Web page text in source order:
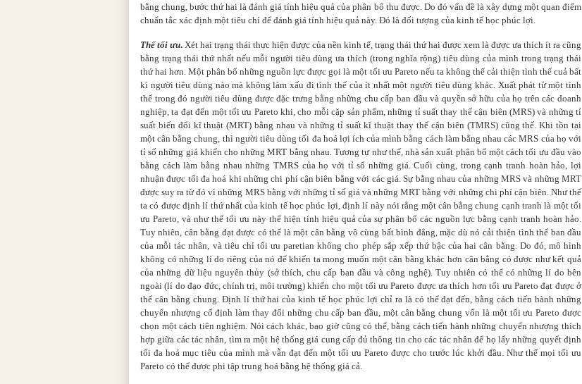
bằng chung, bước thứ hai là đánh giá tính hiệu quả của phân bổ thu được. Do đó vấn đề là xây dựng một quan điểm
chuẩn tắc xác định một tiêu chí để đánh giá tính hiệu quả này. Đó là đối tượng của kinh tế học phúc lợi.
Thế tối ưu. Xét hai trạng thái thực hiện được của nền kinh tế, trạng thái thứ hai được xem là được ưa thích ít ra cũng
bằng trạng thái thứ nhất nếu mỗi người tiêu dùng ưa thích (trong nghĩa rộng) tiêu dùng của mình trong trạng thái
thứ hai hơn. Một phân bổ những nguồn lực được gọi là một tối ưu Pareto nếu ta không thể cải thiện tình thế cuả bất
kì người tiêu dùng nào mà không làm xấu đi tình thế của ít nhất một người tiêu dùng khác. Xuất phát từ một tình
thế trong đó người tiêu dùng được đặc trưng bằng những chu cấp ban đầu và quyền sở hữu của họ trên các doanh
nghiệp, ta đạt đến một tối ưu Pareto khi, cho mỗi cặp sản phẩm, những tỉ suất thay thế cận biên (MRS) và những tỉ
suất biến đổi kĩ thuật (MRT) bằng nhau và những tỉ suất kĩ thuật thay thế cận biên (TMRS) cũng thế. Khi tồn tại
một cân bằng chung, thì người tiêu dùng tối đa hoá lợi ích của mình bằng cách làm bằng nhau các MRS của họ với
tỉ số những giá khiến cho những MRT bằng nhau. Tương tự như thế, nhà sản xuất phân bổ một cách tối ưu đầu vào
bằng cách làm bằng nhau những TMRS của họ với tỉ số những giá. Cuối cùng, trong cạnh tranh hoàn hảo, lợi
nhuận được tối đa hoá khi những chi phí cận biên bằng với các giá. Sự bằng nhau của những MRS và những MRT
được suy ra từ đó vì những MRS bằng với những tỉ số giá và những MRT bằng với những chi phí cận biên. Như thế
ta có được định lí thứ nhất của kinh tế học phúc lợi, định lí này nói rằng một cân bằng chung cạnh tranh là một tối
ưu Pareto, và như thế tối ưu này thể hiện tính hiệu quả của sự phân bổ các nguồn lực bằng cạnh tranh hoàn hảo.
Tuy nhiên, cân bằng đạt được có thể là một cân bằng vô cùng bất bình đẳng, mặc dù nó cải thiện tình thế ban đầu
của mỗi tác nhân, và tiêu chí tối ưu paretian không cho phép sắp xếp thứ bậc của hai cân bằng. Do đó, mô hình
không có những lí do riêng của nó để khiến ta mong muốn một cân bằng khác hơn cân bằng có được như kết quả
của những dữ liệu nguyên thủy (sở thích, chu cấp ban đầu và công nghệ). Tuy nhiên có thể có những lí do bên
ngoài (lí do đạo đức, chính trị, môi trường) khiến cho một tối ưu Pareto được ưa thích hơn tối ưu Pareto đạt được ở
thế cân bằng chung. Định lí thứ hai của kinh tế học phúc lợi chỉ ra là có thể đạt đến, bằng cách tiến hành những
chuyển nhượng cố định làm thay đổi những chu cấp ban đầu, một cân bằng chung vốn là một tối ưu Pareto được
chọn một cách tiên nghiệm. Nói cách khác, bao giờ cũng có thể, bằng cách tiến hành những chuyển nhượng thích
hợp giữa các tác nhân, tìm ra một hệ thống giá cung cấp đủ thông tin cho các tác nhân để họ lấy những quyết định
tối đa hoá mục tiêu của mình mà vẫn đạt đến một tối ưu Pareto được cho trước lúc khởi đầu. Như thế mọi tối ưu
Pareto có thể được phi tập trung hoá bằng hệ thống giá cả.